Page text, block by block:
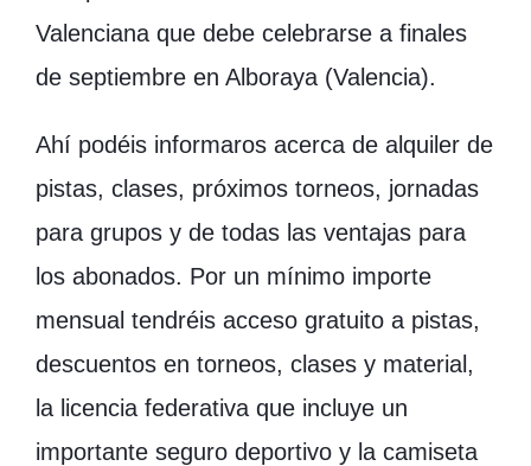
Valenciana que debe celebrarse a finales
de septiembre en Alboraya (Valencia).
Ahí podéis informaros acerca de alquiler de
pistas, clases, próximos torneos, jornadas
para grupos y de todas las ventajas para
los abonados. Por un mínimo importe
mensual tendréis acceso gratuito a pistas,
descuentos en torneos, clases y material,
la licencia federativa que incluye un
importante seguro deportivo y la camiseta